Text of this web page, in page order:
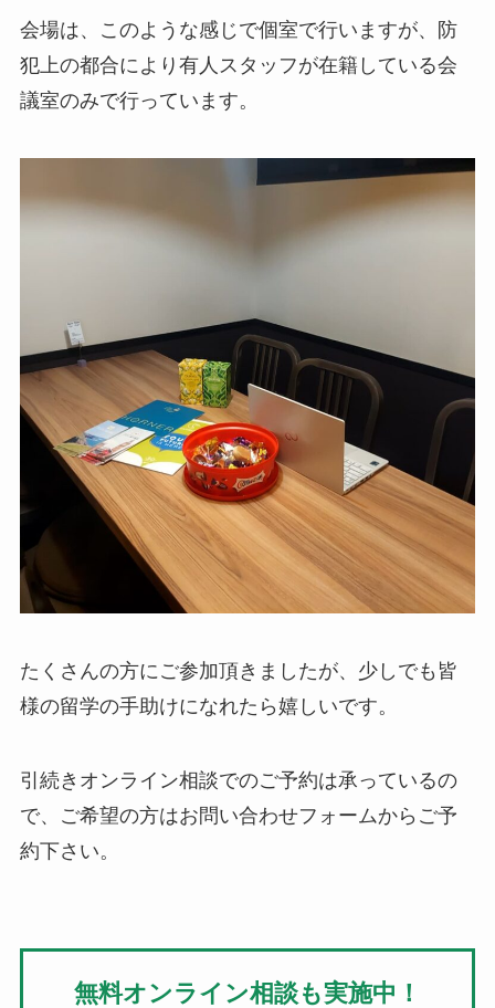
会場は、このような感じで個室で行いますが、防
犯上の都合により有人スタッフが在籍している会
議室のみで行っています。
たくさんの方にご参加頂きましたが、少しでも皆
様の留学の手助けになれたら嬉しいです。
引続きオンライン相談でのご予約は承っているの
で、ご希望の方はお問い合わせフォームからご予
約下さい。
無料オンライン相談も実施中！